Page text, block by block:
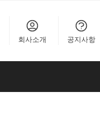
회사소개 공지사항